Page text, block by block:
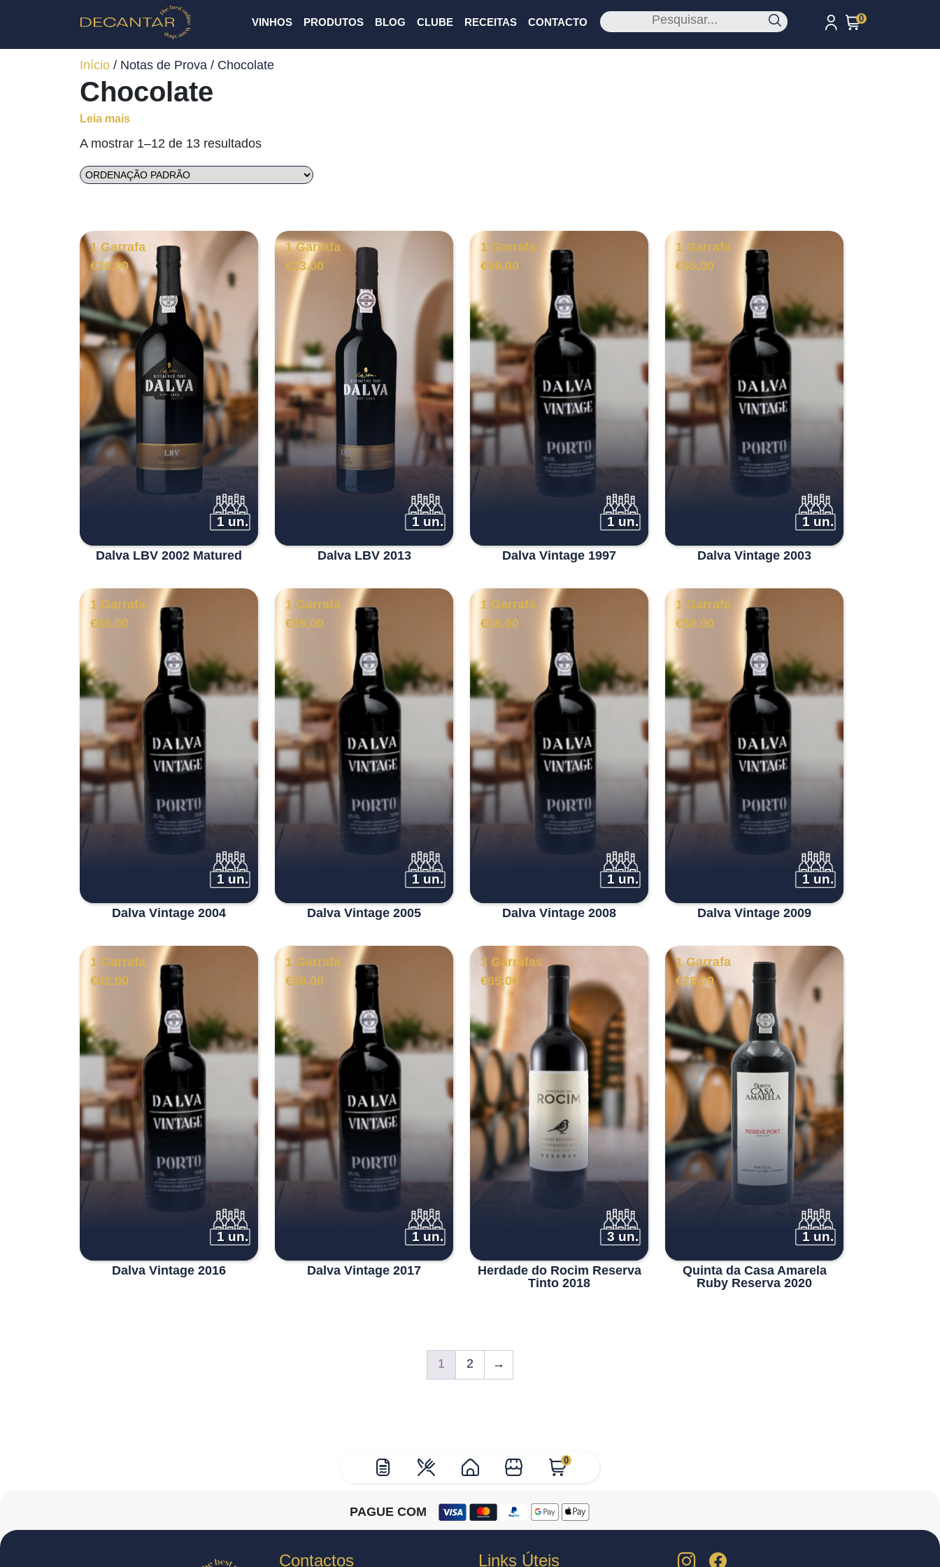
VINHOS PRODUTOS BLOG CLUBE RECEITAS CONTACTO 0
0
Início / Notas de Prova / Chocolate
Chocolate
Leia mais
A mostrar 1–12 de 13 resultados
1 Garrafa
€36.00
1 un.
Dalva LBV 2002 Matured
1 Garrafa
€23.00
1 un.
Dalva LBV 2013
1 Garrafa
€49.00
1 un.
Dalva Vintage 1997
1 Garrafa
€65.00
1 un.
Dalva Vintage 2003
1 Garrafa
€65.00
1 un.
Dalva Vintage 2004
1 Garrafa
€65.00
1 un.
Dalva Vintage 2005
1 Garrafa
€58.00
1 un.
Dalva Vintage 2008
1 Garrafa
€58.00
1 un.
Dalva Vintage 2009
1 Garrafa
€62.00
1 un.
Dalva Vintage 2016
1 Garrafa
€68.00
1 un.
Dalva Vintage 2017
3 Garrafas
€65.00
3 un.
Herdade do Rocim Reserva
Tinto 2018
1 Garrafa
€28.00
1 un.
Quinta da Casa Amarela
Ruby Reserva 2020
1 2 →
PAGUE COM
Contactos Links Úteis